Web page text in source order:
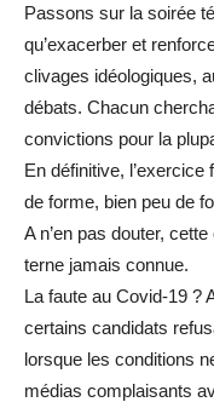
Passons sur la soirée
qu’exacerber et
clivages idéologiques,
débats. Chacun
convictions pour la
En définitive,
de forme, bien peu de
A n’en pas douter,
terne jamais connue.
La faute au Covid-19 ?
certains candidats
lorsque les conditions
médias complaisants